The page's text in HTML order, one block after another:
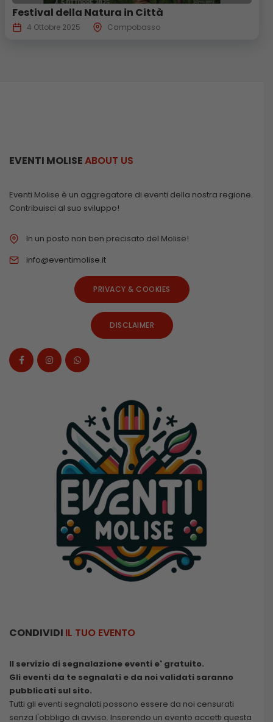
Festival della Natura in Città
4 Ottobre 2025 Campobasso
EVENTI MOLISEABOUT US
Eventi Molise è un aggregatore di eventi della nostra regione.
Contribuisci al suo sviluppo!
In un posto non ben precisato del Molise!
info@eventimolise.it
PRIVACY & COOKIES
DISCLAIMER
CONDIVIDI IL TUO EVENTO
Il servizio di segnalazione eventi e' gratuito.
Gli eventi da te segnalati e da noi validati saranno
pubblicati sul sito.
Tutti gli eventi segnalati possono essere da noi censurati
senza l'obbligo di avviso. Inserendo un evento accetti questa